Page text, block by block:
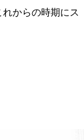
からの時期にス